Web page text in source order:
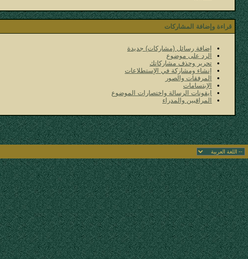
قراءة وإضافة المشاركات
إضافة رسائل (مشاركات) جديدة
الرد على موضوع
تحرير وحذف مشاركاتك
إنشاء ومشاركة في الإستطلاعات
المرفقات والصور
الإبتسامات
ايقونات الرسالة واختصارات الموضوع
المراقبين والمدراء